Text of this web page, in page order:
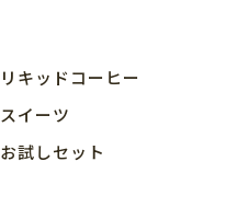
リキッドコーヒー
スイーツ
お試しセット